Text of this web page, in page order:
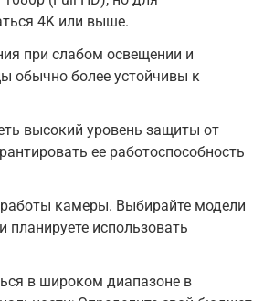
4K или выше.
при слабом освещении и
обычно более устойчивы к
высокий уровень защиты от
ее работоспособность
камеры. Выбирайте модели
планируете использовать
в широком диапазоне в